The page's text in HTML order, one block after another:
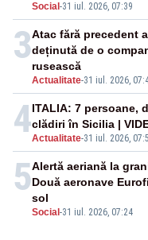
Social -31 iul. 2026, 07:39
3
Actualitate-31 iul. 2026,
Atac fără precedent
deținută de o
rusească
4Actualitate-31 iul. 2026,
ITALIA: 7 persoane,
clădiri în Sicilia |
5
Social -31 iul. 2026, 07:24
Alertă aeriană la
Două aeronave
sol